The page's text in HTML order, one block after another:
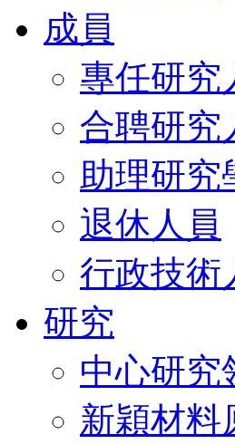
成員
專任研究
合聘研究
助理研究
退休人員
行政技術
研究
中心研究
新穎材料